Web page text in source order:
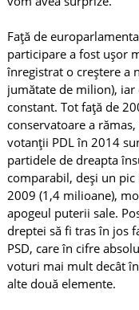
Față de
participare a fost ușor
înregistrat o creștere a
jumătate de milion), iar
constant. Tot față de
conservatoare a
votanții PDL în 2014
partidele de dreapta
comparabil, deși un
2009 (1,4 milioane),
apogeul puterii sale.
dreptei să fi tras în jos
PSD, care în cifre
voturi mai mult decât
alte două elemente.